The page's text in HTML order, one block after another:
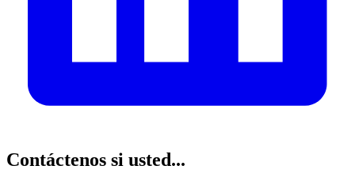
Contáctenos si usted...